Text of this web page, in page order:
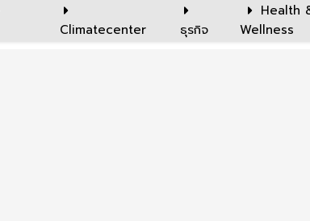
Climatecenter ธุรกิจ
Health
Wellness